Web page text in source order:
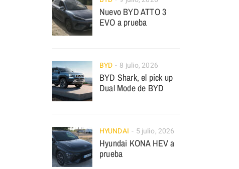
Nuevo BYD ATTO 3
EVO a prueba
BYD 8 julio, 2026
BYD Shark, el pick up
Dual Mode de BYD
HYUNDAI 5 julio, 2026
Hyundai KONA HEV a
prueba